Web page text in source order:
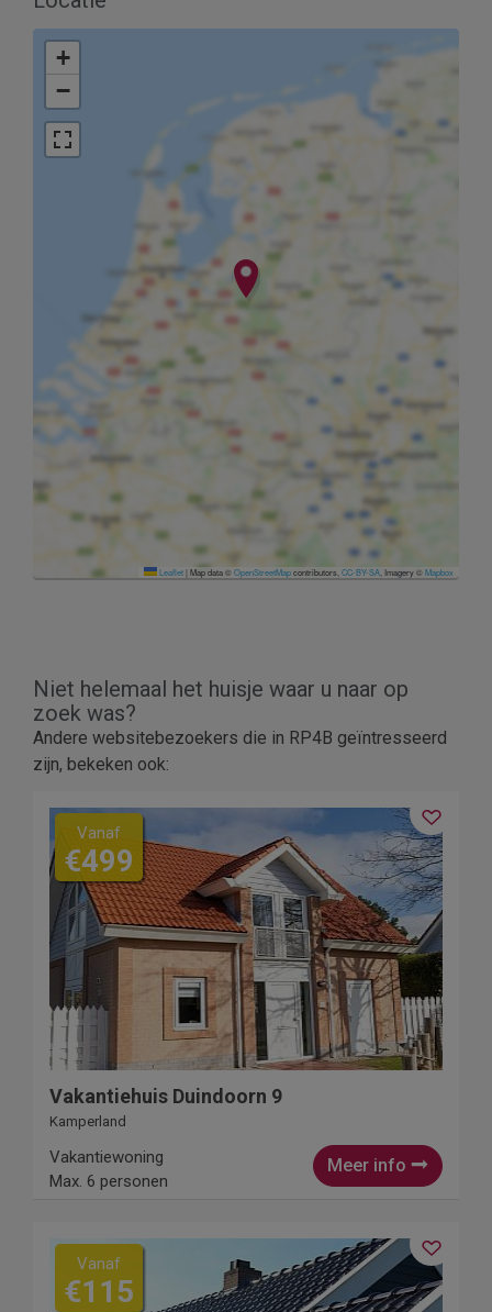
+
−
Leaflet|Map data ©OpenStreetMapcontributors,CC-BY-SA, Imagery ©Mapbox
Niet helemaal het huisje waar u naar op
zoek was?
Andere websitebezoekers die in RP4B geïntresseerd
zijn, bekeken ook:
Vanaf
€499
Vakantiehuis Duindoorn 9
Kamperland
Meer info
Vakantiewoning
Max. 6 personen
Vanaf
€115